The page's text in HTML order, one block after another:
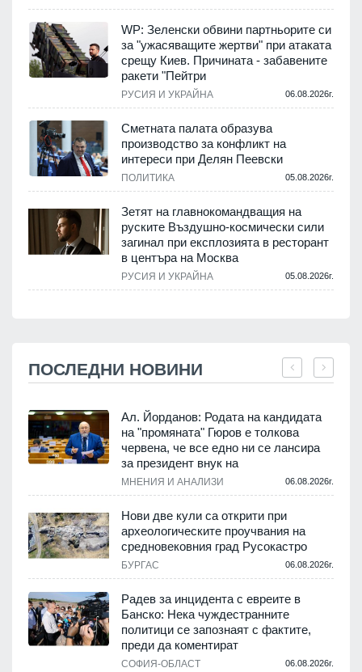
WP: Зеленски обвини партньорите си
за "ужасяващите жертви" при атаката
срещу Киев. Причината - забавените
ракети "Пейтри
РУСИЯ И УКРАЙНА 06.08.2026г.
Сметната палата образува
производство за конфликт на
интереси при Делян Пеевски
ПОЛИТИКА 05.08.2026г.
Зетят на главнокомандващия на
руските Въздушно-космически сили
загинал при експлозията в ресторант
в центъра на Москва
РУСИЯ И УКРАЙНА 05.08.2026г.
ПОСЛЕДНИ НОВИНИ
Ал. Йорданов: Родата на кандидата
на "промяната" Гюров е толкова
червена, че все едно ни се лансира
за президент внук на
МНЕНИЯ И АНАЛИЗИ 06.08.2026г.
Нови две кули са открити при
археологическите проучвания на
средновековния град Русокастро
БУРГАС 06.08.2026г.
Радев за инцидента с евреите в
Банско: Нека чуждестранните
политици се запознаят с фактите,
преди да коментират
СОФИЯ-ОБЛАСТ 06.08.2026г.